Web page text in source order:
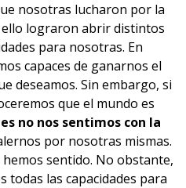
nosotras lucharon por la
ello lograron abrir distintos
para nosotras. En
capaces de ganarnos el
deseamos. Sin embargo, si
que el mundo es
no nos sentimos con la
por nosotras mismas.
sentido. No obstante,
todas las capacidades para